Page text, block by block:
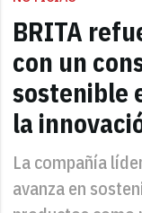
BRITA
con un
sostenible
la
La compañía
avanza en